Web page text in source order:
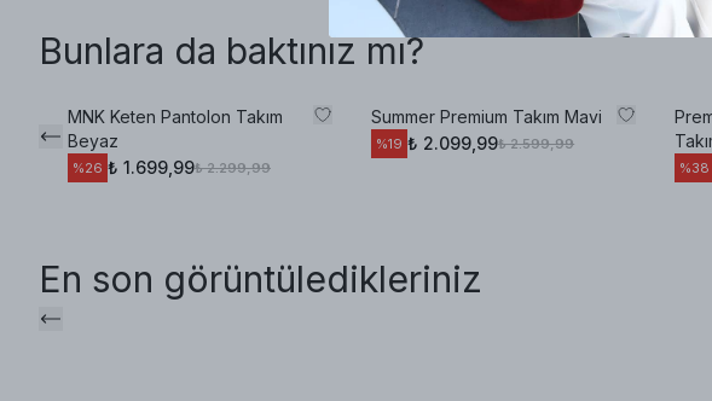
Bunlara da baktınız mı?
MNK Keten Pantolon Takım
Beyaz
%26 ₺ 1.699,99₺ 2.299,99
Summer Premium Takım Mavi
%19 ₺ 2.099,99₺ 2.599,99
%38
En son görüntüledikleriniz